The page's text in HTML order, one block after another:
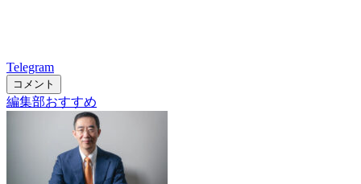
Telegram
コメント
編集部おすすめ